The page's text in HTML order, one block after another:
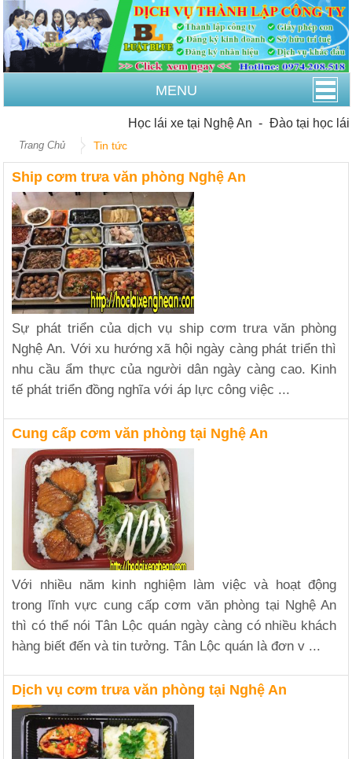
MENU
Học lái xe tại Nghệ An- Đào tại học lái
Trang Chủ Tin tức
Ship cơm trưa văn phòng Nghệ An
Sự phát triển của dịch vụ ship cơm trưa văn phòng
Nghệ An. Với xu hướng xã hội ngày càng phát triển thì
nhu cầu ẩm thực của người dân ngày càng cao. Kinh
tế phát triển đồng nghĩa với áp lực công việc ...
Cung cấp cơm văn phòng tại Nghệ An
Với nhiều năm kinh nghiệm làm việc và hoạt động
trong lĩnh vực cung cấp cơm văn phòng tại Nghệ An
thì có thể nói Tân Lộc quán ngày càng có nhiều khách
hàng biết đến và tin tưởng. Tân Lộc quán là đơn v ...
Dịch vụ cơm trưa văn phòng tại Nghệ An